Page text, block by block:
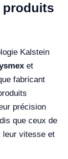
produits
Kalstein
et
fabricant
précision
que ceux de
leur vitesse et